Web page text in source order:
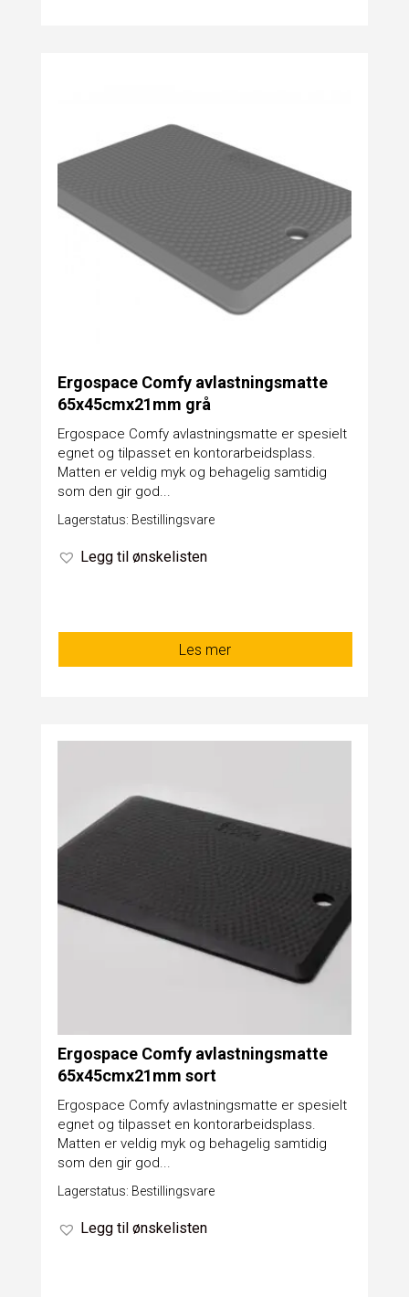
Ergospace Comfy avlastningsmatte
65x45cmx21mm grå
Ergospace Comfy avlastningsmatte er spesielt
egnet og tilpasset en kontorarbeidsplass.
Matten er veldig myk og behagelig samtidig
som den gir god...
Lagerstatus: Bestillingsvare
Legg til ønskelisten
Les mer
Ergospace Comfy avlastningsmatte
65x45cmx21mm sort
Ergospace Comfy avlastningsmatte er spesielt
egnet og tilpasset en kontorarbeidsplass.
Matten er veldig myk og behagelig samtidig
som den gir god...
Lagerstatus: Bestillingsvare
Legg til ønskelisten